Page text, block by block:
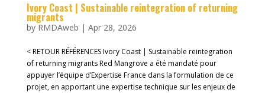
Ivory Coast | Sustainable reintegration of returning
migrants
by RMDAweb | Apr 28, 2026
< RETOUR RÉFÉRENCES Ivory Coast | Sustainable reintegration
of returning migrants Red Mangrove a été mandaté pour
appuyer l’équipe d’Expertise France dans la formulation de ce
projet, en apportant une expertise technique sur les enjeux de